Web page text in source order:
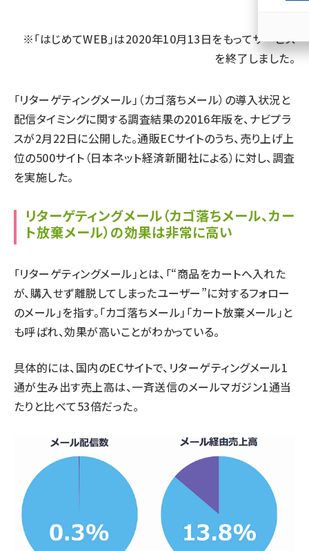
※「はじめてWEB」は2020年10月13日をもってサービス
を終了しました。
「リターゲティングメール」（カゴ落ちメール）の導入状況と
配信タイミングに関する調査結果の2016年版を、ナビプラ
スが2月22日に公開した。通販ECサイトのうち、売り上げ上
位の500サイト（日本ネット経済新聞社による）に対し、調査
を実施した。
リターゲティングメール（カゴ落ちメール、カー
ト放棄メール）の効果は非常に高い
「リターゲティングメール」とは、「“商品をカートへ入れた
が、購入せず離脱してしまったユーザー”に対するフォロー
のメール」を指す。「カゴ落ちメール」「カート放棄メール」と
も呼ばれ、効果が高いことがわかっている。
具体的には、国内のECサイトで、リターゲティングメール1
通が生み出す売上高は、一斉送信のメールマガジン1通当
たりと比べて53倍だった。